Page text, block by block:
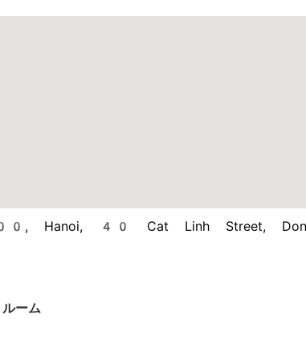
Hanoi, 40 Cat Linh Street,
ーム